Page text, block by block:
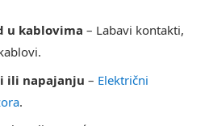
u kablovima – Labavi kontakti,
ili napajanju – Električni
.